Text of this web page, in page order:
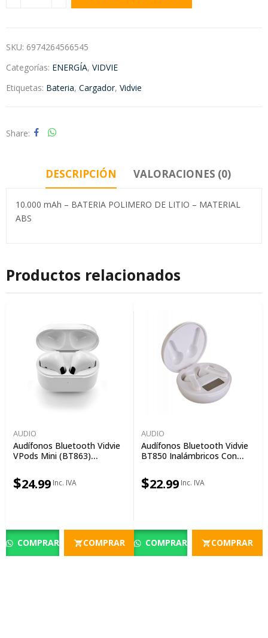
SKU: 6974264566545
Categorías: ENERGÍA, VIDVIE
Etiquetas: Bateria, Cargador, Vidvie
Share
DESCRIPCIÓN VALORACIONES (0)
10.000 mAh – BATERIA POLIMERO DE LITIO – MATERIAL
ABS
Productos relacionados
AUDIO
Audífonos Bluetooth Vidvie
VPods Mini (BT863)
De Carga
$24.99
COMPRAR COMPRAR
AUDIO
Audífonos Bluetooth Vidvie
BT850 Inalámbricos Con
$22.99
COMPRAR COMPRAR